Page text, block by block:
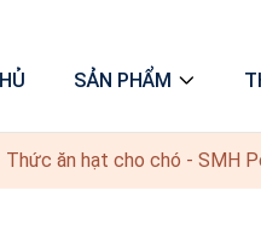
SẢN PHẨM
Thức ăn hạt cho chó - SMH